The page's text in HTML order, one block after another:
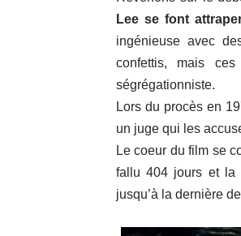
Lee se font
ingénieuse avec
confettis, mais
ségrégationniste.
Lors du procès en
un juge qui les
Le coeur du film se
fallu 404 jours et la
jusqu’à la dernière